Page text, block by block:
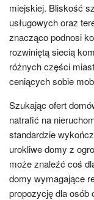
miejskiej. Bliskość
usługowych oraz
znacząco podnosi
rozwiniętą siecią
różnych części
ceniących sobie
Szukając ofert
natrafić na
standardzie
urokliwe domy z
może znaleźć coś
domy wymagające
propozycję dla osób